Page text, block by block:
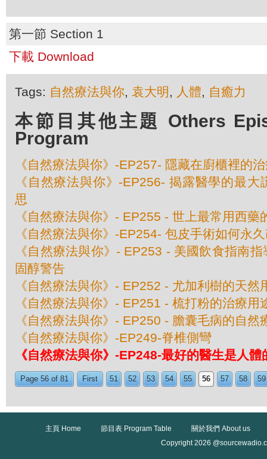
第一節 Section 1
下載 Download
Tags: 自然療法與你, 袁大明 , 人體, 自癒力
本節目其他主題 Others
Program
《自然療法與你》-EP257- 隱藏在廚櫃裡的
《自然療法與你》-EP256- 揭露醫學的最
思
《自然療法與你》- EP255 - 世上最常用西藥
《自然療法與你》-EP254- 包皮手術如何永
《自然療法與你》- EP253 - 美國飲食指南
固醇警告
《自然療法與你》- EP252 - 尤加利樹的天然
《自然療法與你》- EP251 - 梳打粉的治療用
《自然療法與你》- EP250 - 膽囊毛病的自然
《自然療法與你》-EP249-脊椎側彎
《自然療法與你》-EP248-最好的醫生是人體
Page 56 of 81 First 51 52 53 54 55 56 57 58 59
主頁 Home 節目表 Program Table
關於我們 About us
Copyright 2026